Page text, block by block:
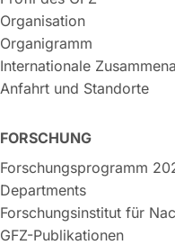
Organisation
Organigramm
Internationale
Anfahrt und Standorte
FORSCHUNG
Forschungsprogramm
Departments
Forschungsinstitut für
GFZ-Publikationen